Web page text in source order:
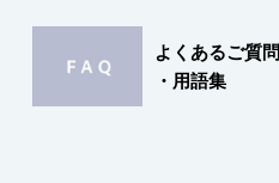
よくあるご質問
・用語集